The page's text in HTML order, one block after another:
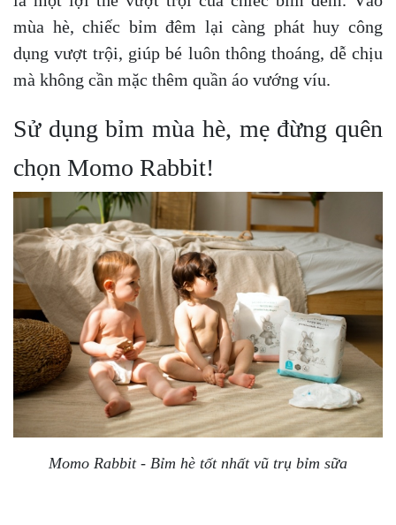
mùa hè, chiếc bỉm đêm lại càng phát huy công
dụng vượt trội, giúp bé luôn thông thoáng, dễ chịu
mà không cần mặc thêm quần áo vướng víu.
Sử dụng bỉm mùa hè, mẹ đừng quên
chọn Momo Rabbit!
Momo Rabbit - Bỉm hè tốt nhất vũ trụ bỉm sữa